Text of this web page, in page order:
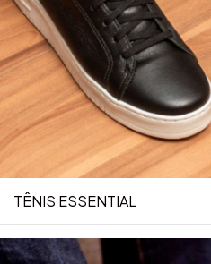
TÊNIS ESSENTIAL